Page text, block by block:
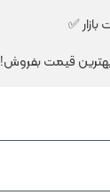
✅
بهترین قیمت بفروش!